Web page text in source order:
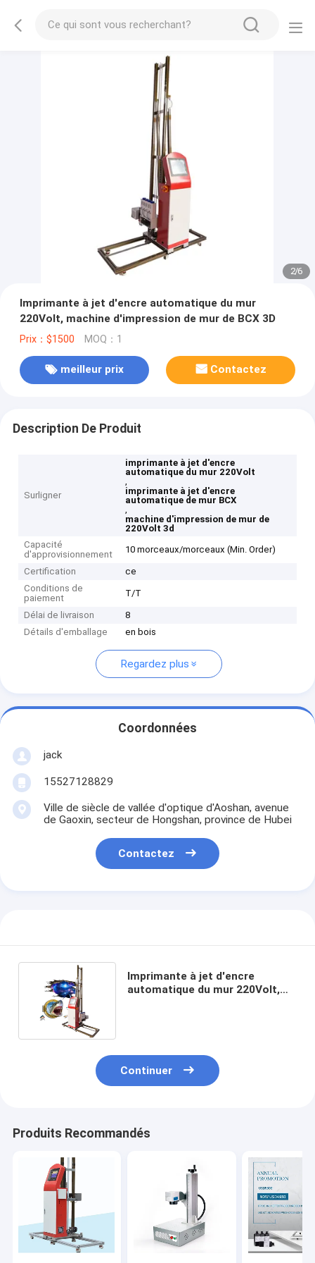
2/6
Imprimante à jet d'encre automatique du mur
220Volt, machine d'impression de mur de BCX 3D
Prix：$1500 MOQ：1
meilleur prix Contactez
Description De Produit
Surligner
imprimante à jet d'encre
automatique du mur 220Volt
,
imprimante à jet d'encre
automatique de mur BCX
,
machine d'impression de mur de
220Volt 3d
Capacité
d'approvisionnement
10 morceaux/morceaux (Min. Order)
Certification
ce
Conditions de
paiement
T/T
Délai de livraison
8
Détails d'emballage
en bois
Regardez plus
Coordonnées
jack
15527128829
Ville de siècle de vallée d'optique d'Aoshan, avenue
de Gaoxin, secteur de Hongshan, province de Hubei
Contactez
Imprimante à jet d'encre
automatique du mur 220Volt,
Continuer
Produits Recommandés